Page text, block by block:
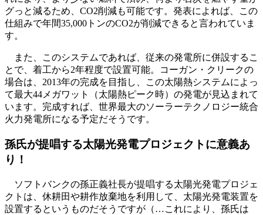
グっと減るため、CO2削減も可能です。発表によれば、この
仕組みで年間35,000トンのCO2が削減できると言われていま
す。
また、このシステムであれば、従来の発電所に併設するこ
とで、着工から2年程度で設置可能。コーガン・クリークの
場合は、2013年の完成を目指し、この太陽熱システムによっ
て最大44メガワット（太陽熱ピーク時）の発電が見込まれて
います。完成すれば、世界最大のソーラーテクノロジー統合
火力発電所になる予定だそうです。
孫氏が提唱する太陽光発電プロジェクトに意義あ
り！
ソフトバンクの孫正義社長が提唱する太陽光発電プロジェ
クトは、休耕田や耕作放棄地を利用して、太陽光発電装置を
設置するというものだそうですが（…これにより、孫氏は